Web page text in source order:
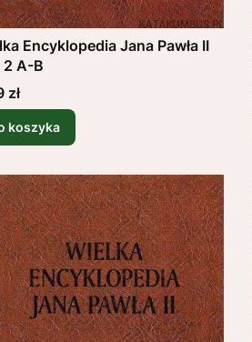
Encyklopedia Jana Pawła II
A-B
zł
koszyka